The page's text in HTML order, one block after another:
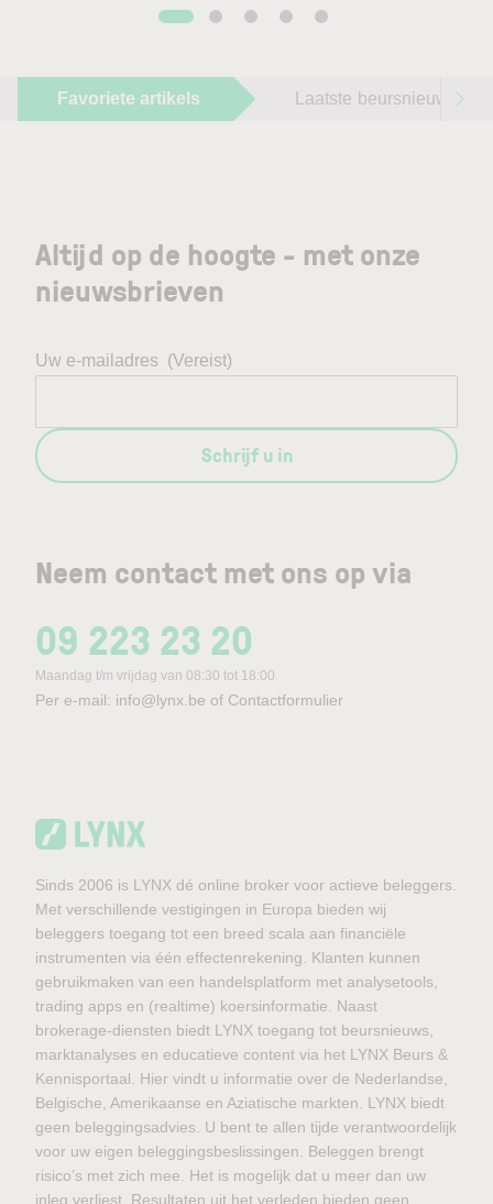
Favoriete artikels Laatste beursnieuws
Neem contact met ons op via
09 223 23 20
Maandag t/m vrijdag van 08:30 tot 18:00
Per e-mail: info@lynx.be of Contactformulier
Altijd op de hoogte - met onze
nieuwsbrieven
Uw e-mailadres (Vereist)
Schrijf u in
Sinds 2006 is LYNX dé online broker voor actieve beleggers.
Met verschillende vestigingen in Europa bieden wij
beleggers toegang tot een breed scala aan financiële
instrumenten via één effectenrekening. Klanten kunnen
gebruikmaken van een handelsplatform met analysetools,
trading apps en (realtime) koersinformatie. Naast
brokerage-diensten biedt LYNX toegang tot beursnieuws,
marktanalyses en educatieve content via het LYNX Beurs &
Kennisportaal. Hier vindt u informatie over de Nederlandse,
Belgische, Amerikaanse en Aziatische markten. LYNX biedt
geen beleggingsadvies. U bent te allen tijde verantwoordelijk
voor uw eigen beleggingsbeslissingen. Beleggen brengt
risico’s met zich mee. Het is mogelijk dat u meer dan uw
inleg verliest. Resultaten uit het verleden bieden geen